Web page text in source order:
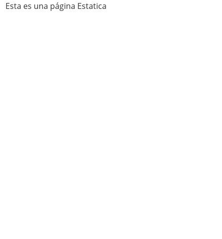
Esta es una página Estatica